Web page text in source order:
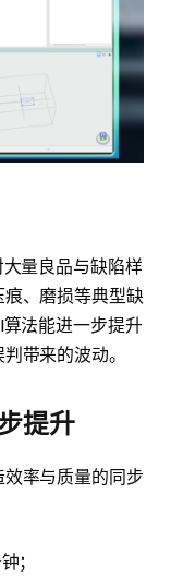
量良品与缺陷样
、磨损等典型缺
法能进一步提升
带来的波动。
提升
率与质量的同步
；